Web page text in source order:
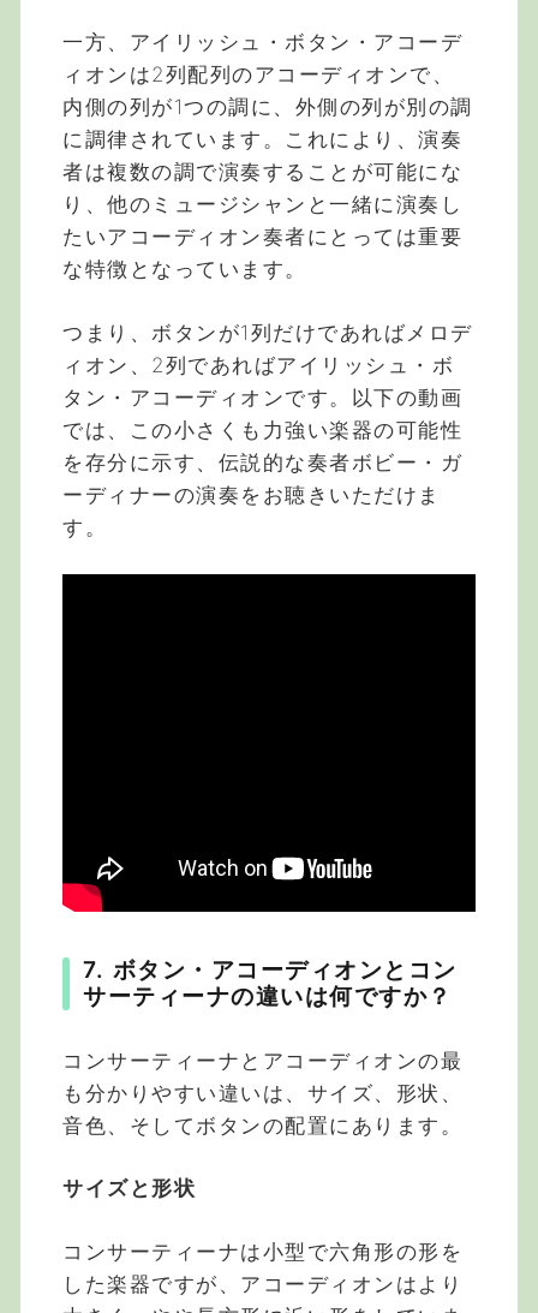
一方、アイリッシュ・ボタン・アコーデ
ィオンは2列配列のアコーディオンで、
内側の列が1つの調に、外側の列が別の調
に調律されています。これにより、演奏
者は複数の調で演奏することが可能にな
り、他のミュージシャンと一緒に演奏し
たいアコーディオン奏者にとっては重要
な特徴となっています。
つまり、ボタンが1列だけであればメロデ
ィオン、2列であればアイリッシュ・ボ
タン・アコーディオンです。以下の動画
では、この小さくも力強い楽器の可能性
を存分に示す、伝説的な奏者ボビー・ガ
ーディナーの演奏をお聴きいただけま
す。
7. ボタン・アコーディオンとコン
サーティーナの違いは何ですか？
コンサーティーナとアコーディオンの最
も分かりやすい違いは、サイズ、形状、
音色、そしてボタンの配置にあります。
サイズと形状
コンサーティーナは小型で六角形の形を
した楽器ですが、アコーディオンはより